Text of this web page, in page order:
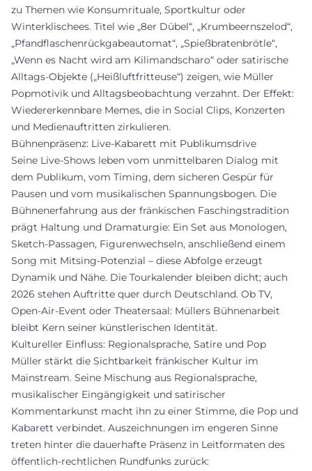
zu Themen wie Konsumrituale, Sportkultur oder
Winterklischees. Titel wie „8er Dübel“, „Krumbeernszelod“,
„Pfandflaschenrückgabeautomat“, „Spießbratenbrötle“,
„Wenn es Nacht wird am Kilimandscharo“ oder satirische
Alltags-Objekte („Heißluftfritteuse“) zeigen, wie Müller
Popmotivik und Alltagsbeobachtung verzahnt. Der Effekt:
Wiedererkennbare Memes, die in Social Clips, Konzerten
und Medienauftritten zirkulieren.
Bühnenpräsenz: Live-Kabarett mit Publikumsdrive
Seine Live-Shows leben vom unmittelbaren Dialog mit
dem Publikum, vom Timing, dem sicheren Gespür für
Pausen und vom musikalischen Spannungsbogen. Die
Bühnenerfahrung aus der fränkischen Faschingstradition
prägt Haltung und Dramaturgie: Ein Set aus Monologen,
Sketch-Passagen, Figurenwechseln, anschließend einem
Song mit Mitsing-Potenzial – diese Abfolge erzeugt
Dynamik und Nähe. Die Tourkalender bleiben dicht; auch
2026 stehen Auftritte quer durch Deutschland. Ob TV,
Open-Air-Event oder Theatersaal: Müllers Bühnenarbeit
bleibt Kern seiner künstlerischen Identität.
Kultureller Einfluss: Regionalsprache, Satire und Pop
Müller stärkt die Sichtbarkeit fränkischer Kultur im
Mainstream. Seine Mischung aus Regionalsprache,
musikalischer Eingängigkeit und satirischer
Kommentarkunst macht ihn zu einer Stimme, die Pop und
Kabarett verbindet. Auszeichnungen im engeren Sinne
treten hinter die dauerhafte Präsenz in Leitformaten des
öffentlich-rechtlichen Rundfunks zurück: